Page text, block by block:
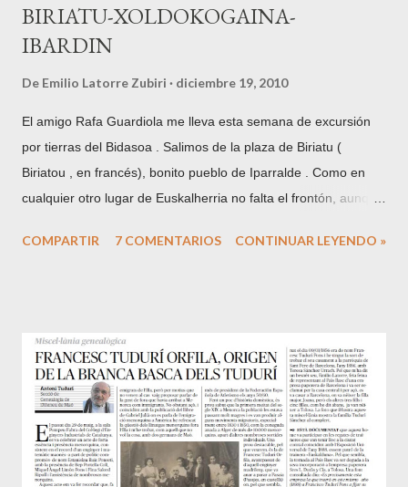
BIRIATU-XOLDOKOGAINA-
IBARDIN
De Emilio Latorre Zubiri diciembre 19, 2010
El amigo Rafa Guardiola me lleva esta semana de excursión
por tierras del Bidasoa . Salimos de la plaza de Biriatu (
Biriatou , en francés), bonito pueblo de Iparralde . Como en
cualquier otro lugar de Euskalherria no falta el frontón, aunque
localidad se encuentra situada en las faldas del monte
cara Sur y que recorre los Pirineos de mar a mar por su cara
Norte. Una vez acabada la pista hay un nuevo pequeño
parking donde se puede dejar el coche y empezar la ruta por
el camino que sale antes de éste a la derecha. Las faldas del
Xoldokogaina, en su mayor parte yermas, sin árboles, lo que
por otra parte es una ventaja a la hora de admirar sus
COMPARTIR 7 COMENTARIOS CONTINUAR LEYENDO »